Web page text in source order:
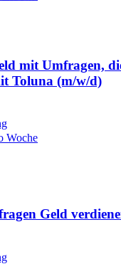
mit Umfragen,
Toluna (m/w/d)
Woche
Geld